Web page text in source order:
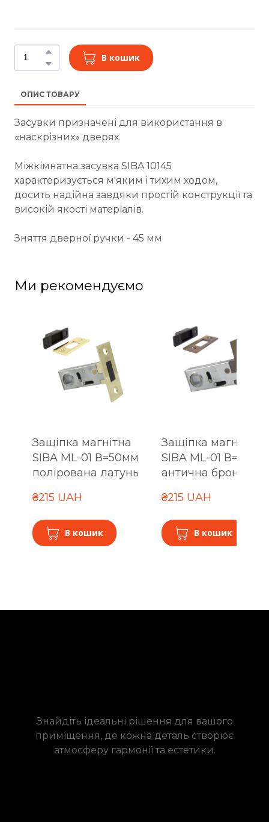
В кошик
ОПИС ТОВАРУ
Засувки призначені для використання в
«наскрізних» дверях.
Міжкімнатна засувка SIBA 10145
характеризується м'яким і тихим ходом,
досить надійна завдяки простій конструкції та
високій якості матеріалів.
Зняття дверної ручки - 45 мм
Ми рекомендуємо
Защіпка магнітна
SIBA ML-01 В=50мм
полірована латунь
₴215 UAH
В кошик
Защіпка магнітна
SIBA ML-01 В=50мм
антична бронза
₴215 UAH
В кошик
Знайдіть ідеальні рішення для вашого
приміщення, де кожна деталь створює
атмосферу гармонії та естетики.